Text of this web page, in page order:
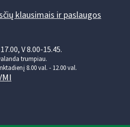
klausimais ir paslaugos
V 8.00-15.45.
trumpiau.
8.00 val. - 12.00 val.